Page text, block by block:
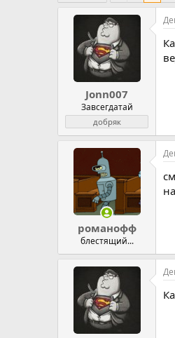
о
а
н
а
Jonn007
Завсегдатай
добряк
романофф
блестящий...